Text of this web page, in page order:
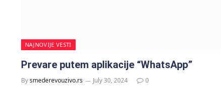
NAJNOVIJE VESTI
Prevare putem aplikacije “WhatsApp”
Bysmederevouzivo.rs July 30, 2024 0